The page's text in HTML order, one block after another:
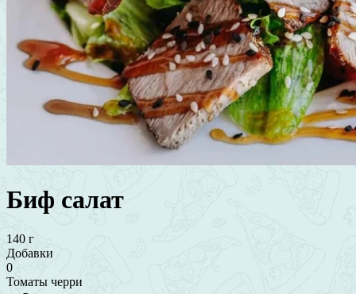
Биф салат
140 г
Добавки
0
Томаты черри